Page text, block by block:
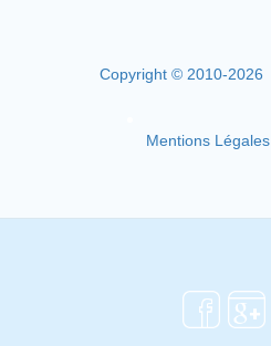
Copyright © 2010-2026
Mentions Légales